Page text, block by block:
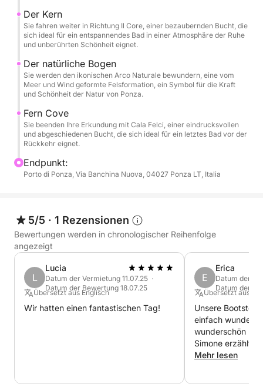
Der Kern
Sie fahren weiter in Richtung Il Core, einer bezaubernden Bucht, die
sich ideal für ein entspannendes Bad in einer Atmosphäre der Ruhe
und unberührten Schönheit eignet.
Der natürliche Bogen
Sie werden den ikonischen Arco Naturale bewundern, eine vom
Meer und Wind geformte Felsformation, ein Symbol für die Kraft
und Schönheit der Natur von Ponza.
Fern Cove
Sie beenden Ihre Erkundung mit Cala Felci, einer eindrucksvollen
und abgeschiedenen Bucht, die sich ideal für ein letztes Bad vor der
Rückkehr eignet.
Endpunkt:
Porto di Ponza, Via Banchina Nuova, 04027 Ponza LT, Italia
5/5 · 1 Rezensionen
Bewertungen werden in chronologischer Reihenfolge
angezeigt
L
Lucia
Datum der Vermietung 11.07.25 ·
Datum der Bewertung 18.07.25
Übersetzt aus Englisch
Wir hatten einen fantastischen Tag!
E
Erica
Datum der
Datum der
Übersetzt aus
Unsere
einfach
wunderschön
Simone erzählte
von Ponza und
Mehr lesen